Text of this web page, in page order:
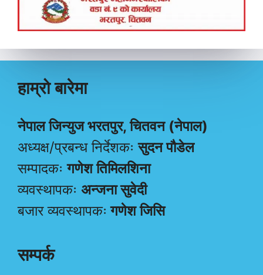
हाम्रो बारेमा
नेपाल जिन्युज भरतपुर, चितवन (नेपाल)
अध्यक्ष/प्रबन्ध निर्देशकःसुदन पौडेल
सम्पादकःगणेश तिमिलशिना
व्यवस्थापकः अन्जना सुवेदी
बजार व्यवस्थापकः गणेश जिसि
सम्पर्क